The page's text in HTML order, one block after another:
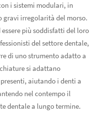
i sistemi modulari, in
gravi irregolarità del morso.
più soddisfatti del loro
del settore dentale,
di uno strumento adatto a
si adattano
aiutando i denti a
nel contempo il
dentale a lungo termine.